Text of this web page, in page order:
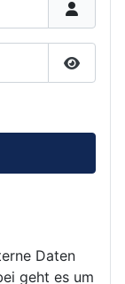
Daten
geht es um